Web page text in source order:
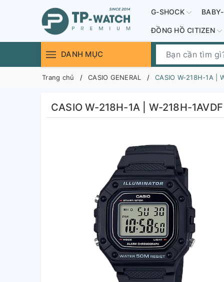
G-SHOCK
ĐỒNG HỒ CITIZEN
DANH MỤC
Trang chủ CASIO GENERAL CASIO W-218H-1A |
CASIO W-218H-1A | W-218H-1AVDF